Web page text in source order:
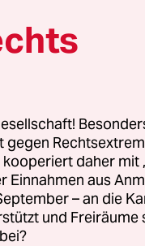
im
und
in
gegen
daher mit
Einnahmen aus
– an die
und Freiräume